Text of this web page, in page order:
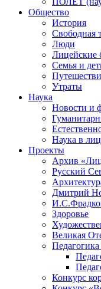
Общество
История
Свободная
Люди
Лицейские
Семья и
Утраты
Наука
Новости и
Наука в
Проекты
Архив
Русский
Дмитрий
Здоровье
Великая
Конкурс